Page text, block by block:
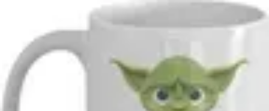
Comparatif
Supermarché Online